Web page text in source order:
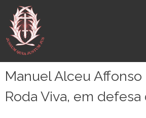
para
conteúdo
Manuel Alceu Affonso
Roda Viva, em